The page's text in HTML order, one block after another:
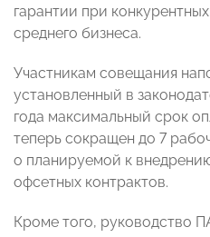
гарантии при
среднего бизнеса.
Участникам совещания
установленный в
года максимальный срок
теперь сокращен до 7
о планируемой к
офсетных контрактов.
Кроме того, руководство